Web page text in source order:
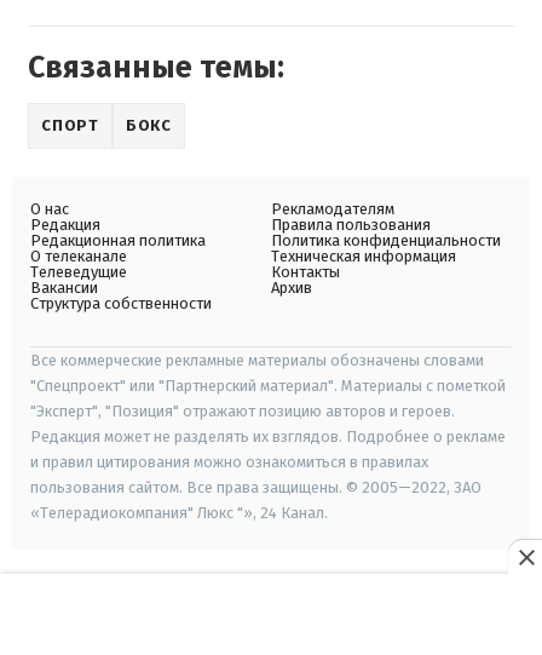
Связанные темы:
СПОРТ БОКС
О нас
Редакция
Редакционная политика
О телеканале
Телеведущие
Вакансии
Структура собственности
Рекламодателям
Правила пользования
Политика конфиденциальности
Техническая информация
Контакты
Архив
Все коммерческие рекламные материалы обозначены словами
"Спецпроект" или "Партнерский материал". Материалы с пометкой
"Эксперт", "Позиция" отражают позицию авторов и героев.
Редакция может не разделять их взглядов. Подробнее о рекламе
и правил цитирования можно ознакомиться в правилах
пользования сайтом. Все права защищены. © 2005—2022, ЗАО
«Телерадиокомпания" Люкс "», 24 Канал.